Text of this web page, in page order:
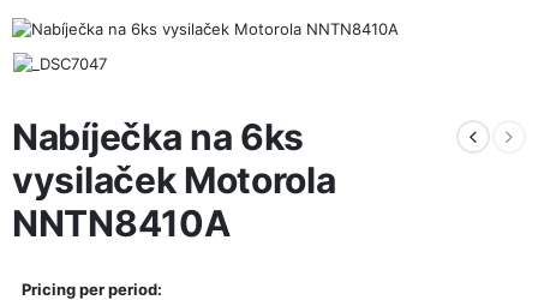
Nabíječka na 6ks
vysilaček Motorola
NNTN8410A
Pricing per period: